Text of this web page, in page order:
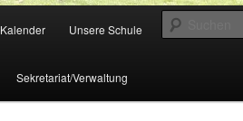
Kalender Unsere Schule
Sekretariat/Verwaltung